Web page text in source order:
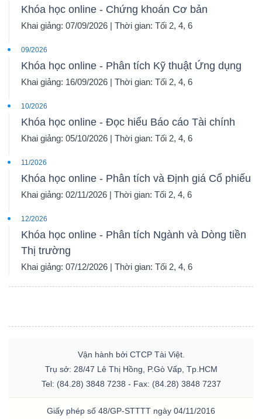
Khóa học online - Chứng khoán Cơ bản
Khai giảng: 07/09/2026 | Thời gian: Tối 2, 4, 6
09/2026
Khóa học online - Phân tích Kỹ thuật Ứng dụng
Khai giảng: 16/09/2026 | Thời gian: Tối 2, 4, 6
10/2026
Khóa học online - Đọc hiểu Báo cáo Tài chính
Khai giảng: 05/10/2026 | Thời gian: Tối 2, 4, 6
11/2026
Khóa học online - Phân tích và Định giá Cổ phiếu
Khai giảng: 02/11/2026 | Thời gian: Tối 2, 4, 6
12/2026
Khóa học online - Phân tích Ngành và Dòng tiền
Thị trường
Khai giảng: 07/12/2026 | Thời gian: Tối 2, 4, 6
Vận hành bởi CTCP Tài Việt.
Trụ sở: 28/47 Lê Thị Hồng, P.Gò Vấp, Tp.HCM
Tel: (84.28) 3848 7238 - Fax: (84.28) 3848 7237
Giấy phép số 48/GP-STTTT ngày 04/11/2016